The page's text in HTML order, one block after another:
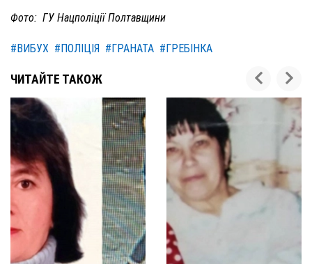
Фото: ГУ Нацполіції Полтавщини
#ВИБУХ #ПОЛІЦІЯ #ГРАНАТА #ГРЕБІНКА
ЧИТАЙТЕ ТАКОЖ